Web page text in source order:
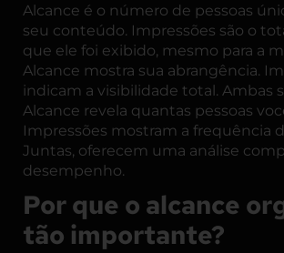
Alcance é o número de pessoas
seu conteúdo. Impressões são o
que ele foi exibido, mesmo para a
Alcance mostra sua abrangência.
indicam a visibilidade total. Ambas
Alcance revela quantas pessoas
Impressões mostram a frequência
Juntas, oferecem uma análise
desempenho.
Por que o alcance
tão importante?